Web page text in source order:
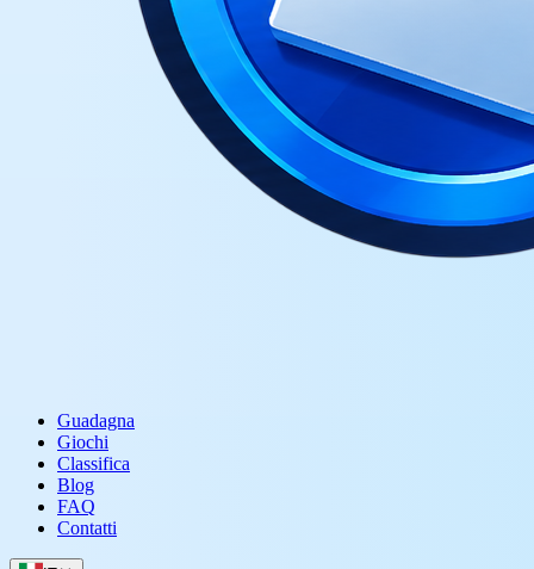
Guadagna
Giochi
Classifica
Blog
FAQ
Contatti